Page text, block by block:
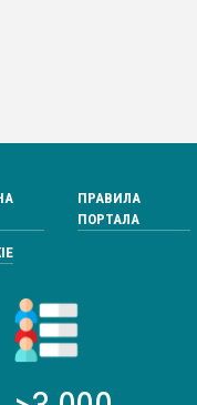
ПРАВИЛА
ПОРТАЛА